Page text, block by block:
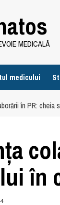
MEDICALĂ
medicului
în PR: cheia
în